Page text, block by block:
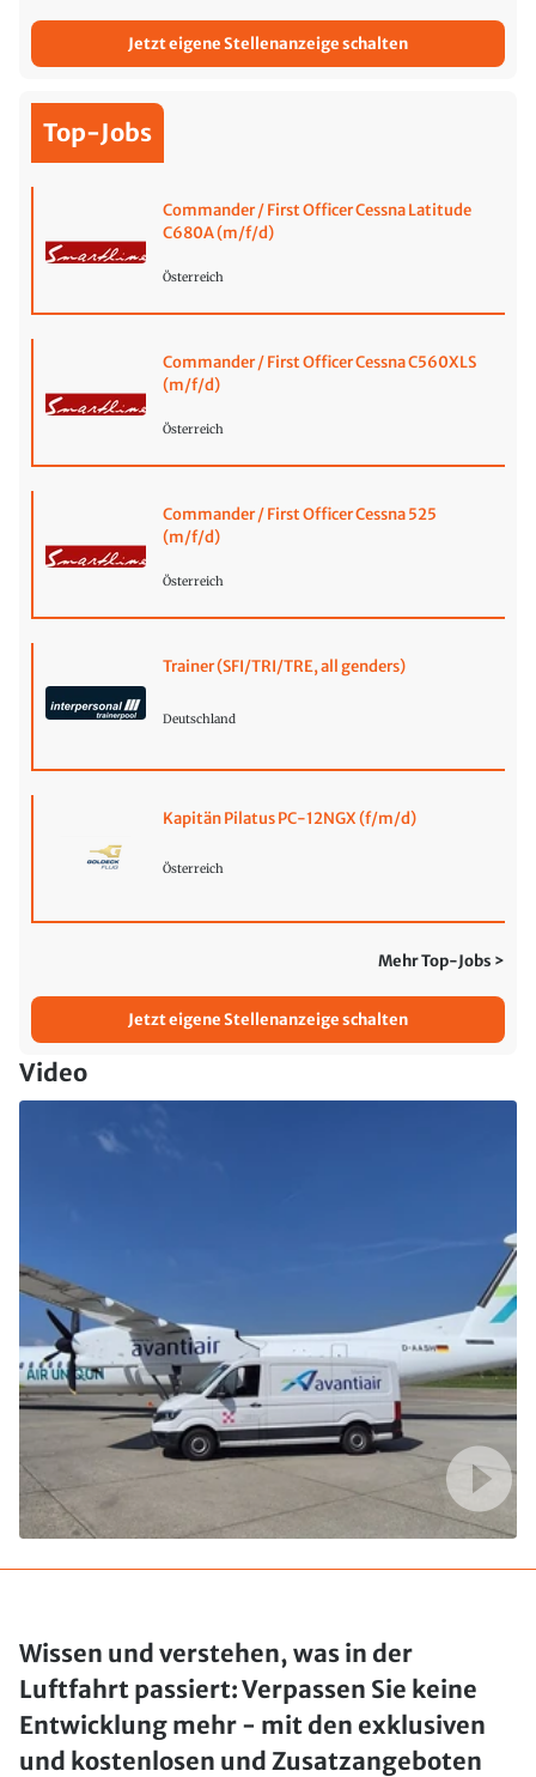
Jetzt eigene Stellenanzeige schalten
Top-Jobs
Commander / First Officer Cessna Latitude
C680A (m/f/d)
Österreich
Commander / First Officer Cessna C560XLS
(m/f/d)
Österreich
Commander / First Officer Cessna 525
(m/f/d)
Österreich
Trainer (SFI/TRI/TRE, all genders)
Deutschland
Kapitän Pilatus PC-12NGX (f/m/d)
Österreich
Mehr Top-Jobs >
Jetzt eigene Stellenanzeige schalten
Video
Wissen und verstehen, was in der
Luftfahrt passiert: Verpassen Sie keine
Entwicklung mehr - mit den exklusiven
und kostenlosen und Zusatzangeboten